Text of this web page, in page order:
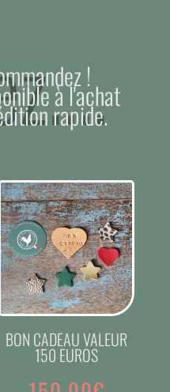
!
à l'achat
rapide.
BON CADEAU VALEUR
150 EUROS